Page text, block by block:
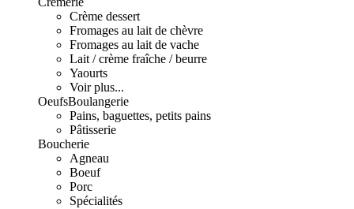
Crème dessert
Fromages au lait de chèvre
Fromages au lait de vache
Lait / crème fraîche / beurre
Yaourts
Voir plus...
OeufsBoulangerie
Pains, baguettes, petits pains
Pâtisserie
Boucherie
Agneau
Boeuf
Porc
Spécialités